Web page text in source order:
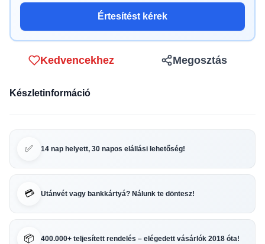
Értesítést kérek
Kedvencekhez Megosztás
Készletinformáció
✅ 14 nap helyett, 30 napos elállási lehetőség!
💳 Utánvét vagy bankkártyá? Nálunk te döntesz!
📦 400.000+ teljesített rendelés – elégedett vásárlók 2018 óta!